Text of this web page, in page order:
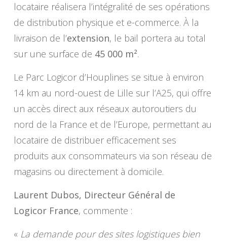
locataire réalisera l’intégralité de ses opérations
de distribution physique et e-commerce. À la
livraison de l’extension, le bail portera au total
sur une surface de 45 000 m².
Le Parc Logicor d’Houplines se situe à environ
14 km au nord-ouest de Lille sur l’A25, qui offre
un accès direct aux réseaux autoroutiers du
nord de la France et de l’Europe, permettant au
locataire de distribuer efficacement ses
produits aux consommateurs via son réseau de
magasins ou directement à domicile.
Laurent Dubos, Directeur Général de
Logicor France, commente :
« La demande pour des sites logistiques bien